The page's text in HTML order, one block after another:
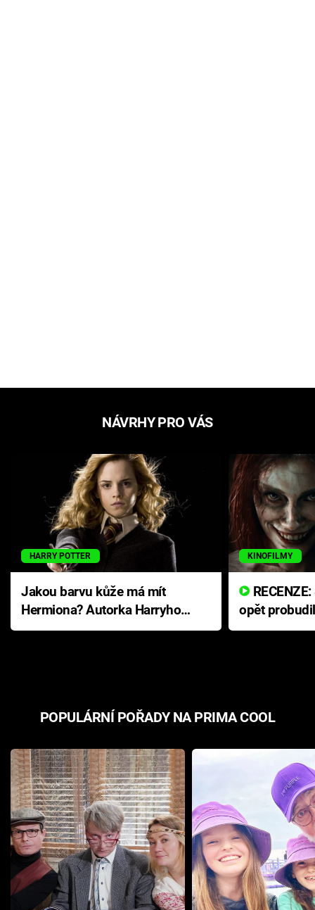
NÁVRHY PRO VÁS
HARRY POTTER
Jakou barvu kůže má mít
Hermiona? Autorka Harryho
Pottera přišla s ráznou
KINOFILMY
opět
přichází s
POPULÁRNÍ POŘADY NA PRIMA COOL